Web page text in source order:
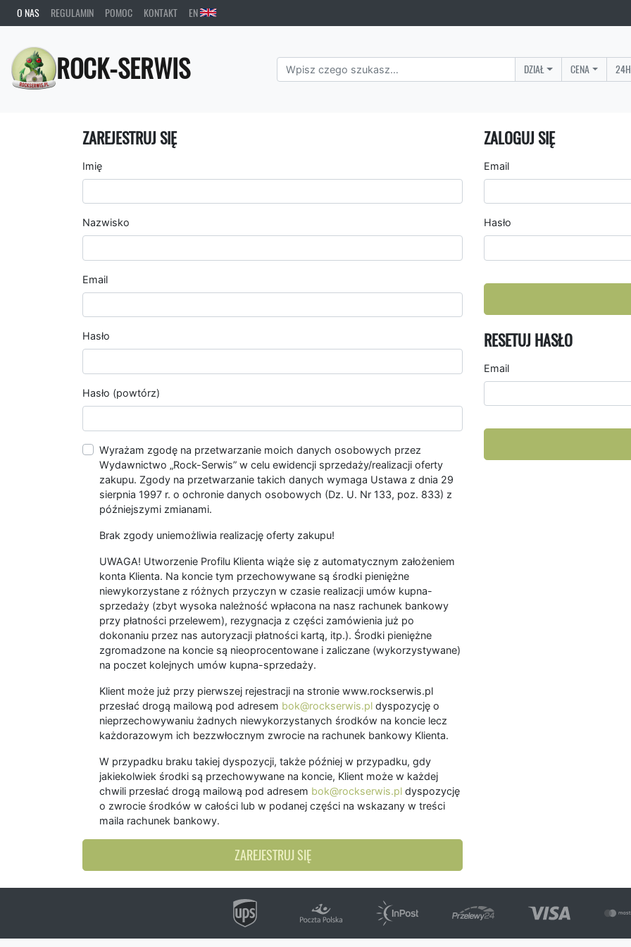
O NAS REGULAMIN POMOC KONTAKT EN
ROCK-SERWIS DZIAŁ CENA
ZAREJESTRUJ SIĘ
Imię
Nazwisko
Email
Hasło
Hasło (powtórz)
Wyrażam zgodę na przetwarzanie moich danych osobowych przez
Wydawnictwo „Rock-Serwis” w celu ewidencji sprzedaży/realizacji oferty
zakupu. Zgody na przetwarzanie takich danych wymaga Ustawa z dnia 29
sierpnia 1997 r. o ochronie danych osobowych (Dz. U. Nr 133, poz. 833) z
późniejszymi zmianami.
Brak zgody uniemożliwia realizację oferty zakupu!
UWAGA! Utworzenie Profilu Klienta wiąże się z automatycznym założeniem
konta Klienta. Na koncie tym przechowywane są środki pieniężne
niewykorzystane z różnych przyczyn w czasie realizacji umów kupna-
sprzedaży (zbyt wysoka należność wpłacona na nasz rachunek bankowy
przy płatności przelewem), rezygnacja z części zamówienia już po
dokonaniu przez nas autoryzacji płatności kartą, itp.). Środki pieniężne
zgromadzone na koncie są nieoprocentowane i zaliczane (wykorzystywane)
na poczet kolejnych umów kupna-sprzedaży.
Klient może już przy pierwszej rejestracji na stronie www.rockserwis.pl
przesłać drogą mailową pod adresem bok@rockserwis.pl dyspozycję o
nieprzechowywaniu żadnych niewykorzystanych środków na koncie lecz
każdorazowym ich bezzwłocznym zwrocie na rachunek bankowy Klienta.
W przypadku braku takiej dyspozycji, także później w przypadku, gdy
jakiekolwiek środki są przechowywane na koncie, Klient może w każdej
chwili przesłać drogą mailową pod adresem bok@rockserwis.pl dyspozycję
o zwrocie środków w całości lub w podanej części na wskazany w treści
maila rachunek bankowy.
ZAREJESTRUJ SIĘ
ZALOGUJ SIĘ
Email
Hasło
RESETUJ HASŁO
Email